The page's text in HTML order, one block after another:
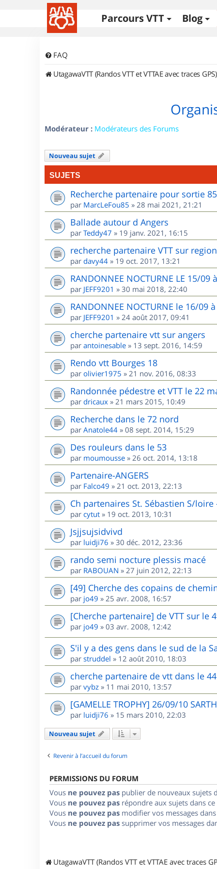
Parcours VTT Blog
FAQ
UtagawaVTT (Randos VTT et VTTAE avec traces GPS)
Modérateur : Modérateurs des Forums
Nouveau sujet
SUJETS
Recherche partenaire pour sortie
par MarcLeFou85 » 28 mai 2021, 21:21
Ballade autour d Angers
par Teddy47 » 19 janv. 2021, 16:15
recherche partenaire VTT sur
par davy44 » 19 oct. 2017, 13:21
RANDONNEE NOCTURNE LE 15/09
par JEFF9201 » 30 mai 2018, 22:40
RANDONNEE NOCTURNE le 16/09
par JEFF9201 » 24 août 2017, 09:41
cherche partenaire vtt sur angers
par antoinesable » 13 sept. 2016, 14:59
Rendo vtt Bourges 18
par olivier1975 » 21 nov. 2016, 08:33
Randonnée pédestre et VTT le 22
par dricaux » 21 mars 2015, 10:49
Recherche dans le 72 nord
par Anatole44 » 08 sept. 2014, 15:29
Des rouleurs dans le 53
par moumousse » 26 oct. 2014, 13:18
Partenaire-ANGERS
par Falco49 » 21 oct. 2013, 22:13
Ch partenaires St. Sébastien S/loire
par cytut » 19 oct. 2013, 10:31
Jsjjsujsidvivd
par luidji76 » 30 déc. 2012, 23:36
rando semi nocture plessis macé
par RABOUAN » 27 juin 2012, 22:13
[49] Cherche des copains de
par jo49 » 25 avr. 2008, 16:57
[Cherche partenaire] de VTT sur le
par jo49 » 03 avr. 2008, 12:42
S'il y a des gens dans le sud de la
par struddel » 12 août 2010, 18:03
cherche partenaire de vtt dans le 44
par vybz » 11 mai 2010, 13:57
[GAMELLE TROPHY] 26/09/10
par luidji76 » 15 mars 2010, 22:03
Nouveau sujet
Revenir à l’accueil du forum
PERMISSIONS DU FORUM
Vous ne pouvez pas publier de nouveaux sujets
Vous ne pouvez pas répondre aux sujets dans
Vous ne pouvez pas modifier vos messages
Vous ne pouvez pas supprimer vos messages
UtagawaVTT (Randos VTT et VTTAE avec traces